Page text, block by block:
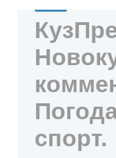
спорт.